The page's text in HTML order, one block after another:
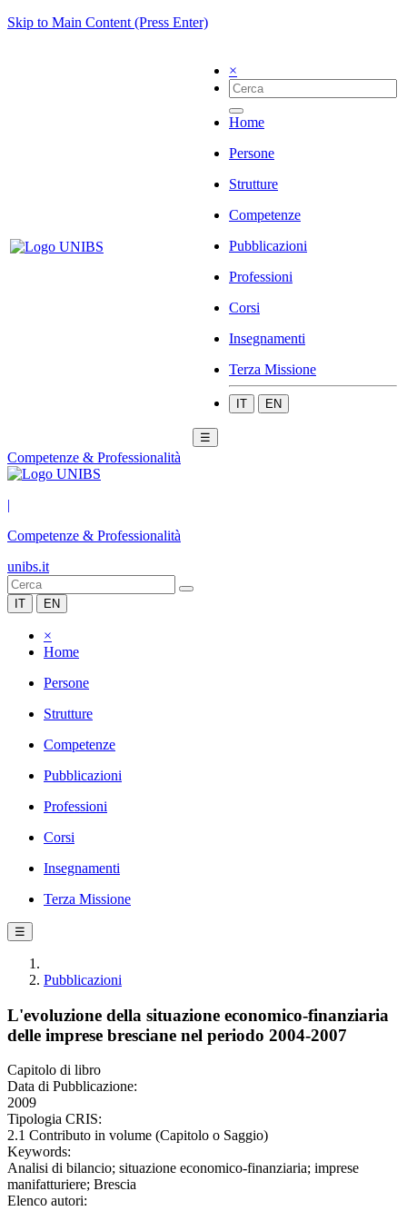
Skip to Main Content (Press Enter)
×
Home
Persone
Strutture
Competenze
Pubblicazioni
Professioni
Corsi
Insegnamenti
Terza Missione
IT EN
☰
Competenze & Professionalità
|
Competenze & Professionalità
unibs.it
IT EN
×
Home
Persone
Strutture
Competenze
Pubblicazioni
Professioni
Corsi
Insegnamenti
Terza Missione
☰
Pubblicazioni
L'evoluzione della situazione economico-finanziaria
delle imprese bresciane nel periodo 2004-2007
Capitolo di libro
Data di Pubblicazione:
2009
Tipologia CRIS:
2.1 Contributo in volume (Capitolo o Saggio)
Keywords:
Analisi di bilancio; situazione economico-finanziaria; imprese
manifatturiere; Brescia
Elenco autori: